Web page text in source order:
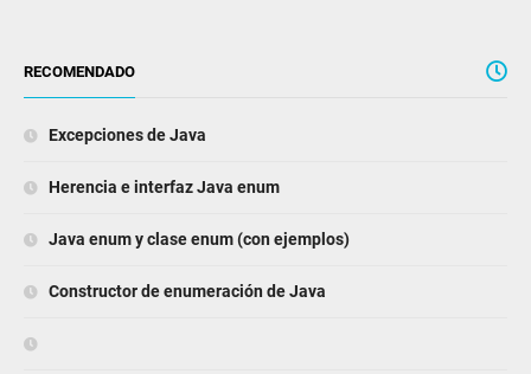
RECOMENDADO
Excepciones de Java
Herencia e interfaz Java enum
Java enum y clase enum (con ejemplos)
Constructor de enumeración de Java